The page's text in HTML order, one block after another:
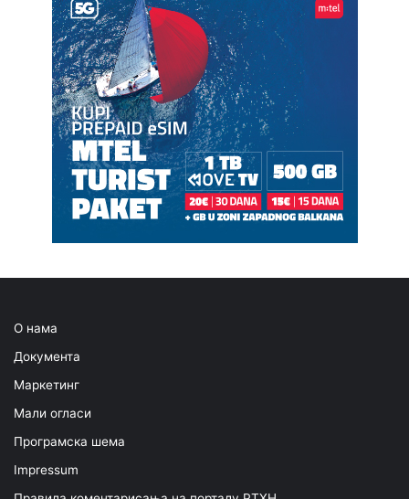
О нама
Документа
Маркетинг
Мали огласи
Програмска шема
Impressum